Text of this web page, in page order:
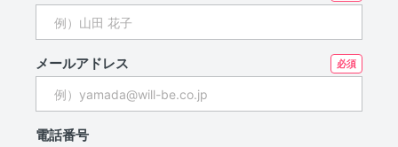
メールアドレス
電話番号